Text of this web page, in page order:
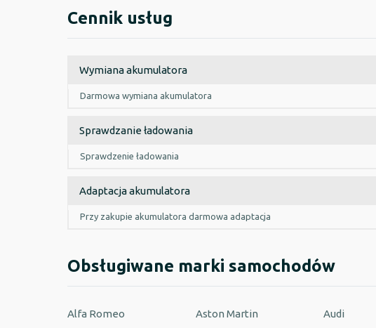
Cennik usług
Wymiana akumulatora
Darmowa wymiana akumulatora
Sprawdzanie ładowania
Sprawdzenie ładowania
Adaptacja akumulatora
Przy zakupie akumulatora darmowa adaptacja
Obsługiwane marki samochodów
Alfa Romeo Aston Martin Audi